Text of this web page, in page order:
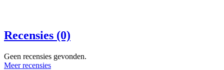
Recensies (0)
Geen recensies gevonden.
Meer recensies